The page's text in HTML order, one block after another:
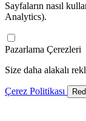
Sayfaların nasıl
Analytics).
Pazarlama Çerezleri
Size daha alakalı
Çerez Politikası